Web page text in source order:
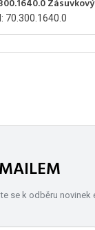
70.300.1640.0
se k odběru novinek